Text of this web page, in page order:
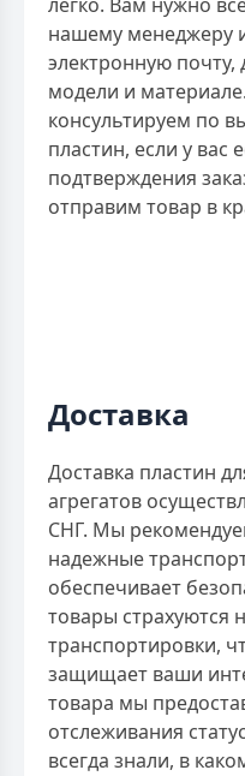
нашему менеджеру
электронную почту,
модели и
консультируем по
пластин, если у вас
подтверждения
отправим товар в
Доставка
Доставка пластин
агрегатов
СНГ. Мы
надежные
обеспечивает
товары страхуются
транспортировки,
защищает ваши
товара мы
отслеживания
всегда знали, в